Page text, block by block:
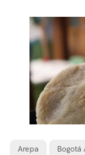
Arepa Bogotá